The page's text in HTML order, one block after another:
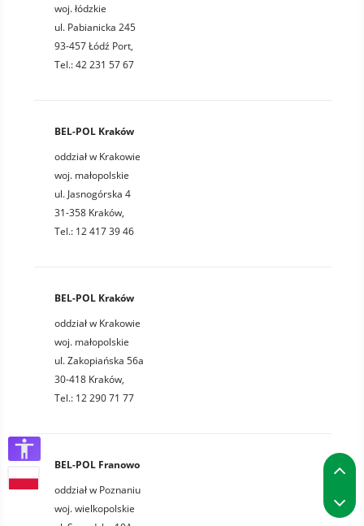
woj. łódzkie
ul. Pabianicka 245
93-457 Łódź Port,
Tel.: 42 231 57 67
BEL-POL Kraków
oddział w Krakowie
woj. małopolskie
ul. Jasnogórska 4
31-358 Kraków,
Tel.: 12 417 39 46
BEL-POL Kraków
oddział w Krakowie
woj. małopolskie
ul. Zakopiańska 56a
30-418 Kraków,
Tel.: 12 290 71 77
BEL-POL Franowo
oddział w Poznaniu
woj. wielkopolskie